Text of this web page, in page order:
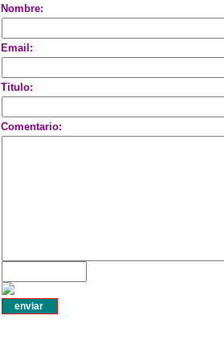
Nombre:
Email:
Titulo:
Comentario: